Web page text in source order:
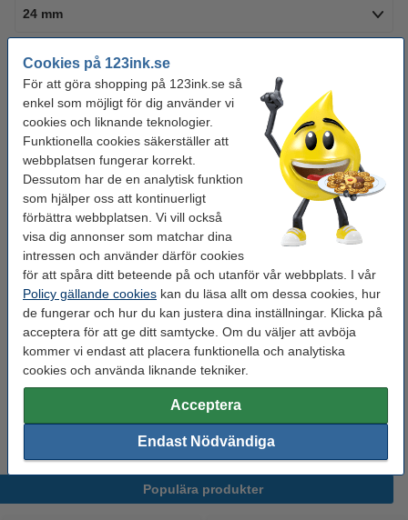
Cookies på 123ink.se
För att göra shopping på 123ink.se så
enkel som möjligt för dig använder vi
cookies och liknande teknologier.
Funktionella cookies säkerställer att
webbplatsen fungerar korrekt.
Dessutom har de en analytisk funktion
som hjälper oss att kontinuerligt
förbättra webbplatsen. Vi vill också
visa dig annonser som matchar dina
intressen och använder därför cookies
för att spåra ditt beteende på och utanför vår webbplats. I vår
Policy gällande cookies kan du läsa allt om dessa cookies, hur
de fungerar och hur du kan justera dina inställningar. Klicka på
acceptera för att ge ditt samtycke. Om du väljer att avböja
kommer vi endast att placera funktionella och analytiska
cookies och använda liknande tekniker.
Acceptera
Endast Nödvändiga
24 mm
Se specifikationerna och beskrivningen
Spara nästan
45%
med varumärket 123ink!
i lager
Beställ nu så skickar vi på måndag!
130 kr Beställ
Behöver du fler?
Köp10stBrother för endast
1 200 kr
Köp5stför endast
600 kr
Tips: Beställ multipack!
Varumärket 123ink ersätter Brother TZe-
251+TZe-651+TZe-355 | svart/vit text -
vit/gul/svart märkband | 24mm x 8m | 3st
Populära produkter